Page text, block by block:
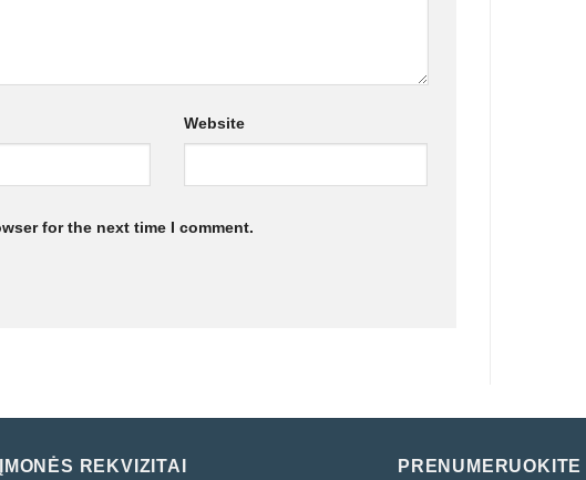
Website
for the next time I comment.
ĮMONĖS REKVIZITAI